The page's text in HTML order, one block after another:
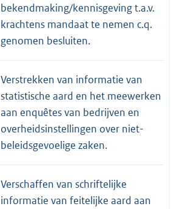
bekendmaking/kennisgeving t.a.v.
krachtens mandaat te nemen c.q.
genomen besluiten.
Verstrekken van informatie van
statistische aard en het meewerken
aan enquêtes van bedrijven en
overheidsinstellingen over niet-
beleidsgevoelige zaken.
Verschaffen van schriftelijke
informatie van feitelijke aard aan